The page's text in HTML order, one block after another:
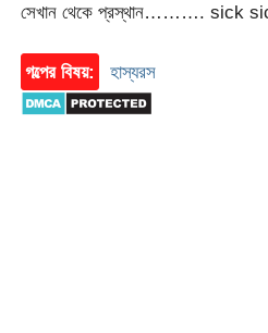
সেখান থেকে প্রস্থান………. sick sick
গল্পের বিষয়: হাস্যরস